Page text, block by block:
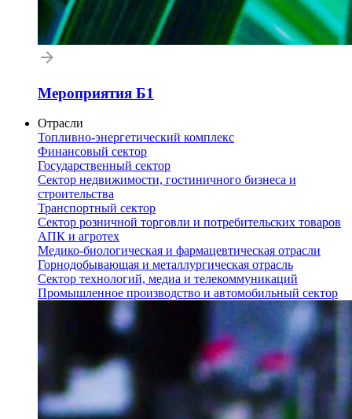
Мероприятия Б1
Отрасли
Топливно-энергетический комплекс
Финансовый сектор
Государственный сектор
Сектор недвижимости, гостиничного бизнеса и
строительства
Транспортный сектор
Сектор розничной торговли и потребительских товаров
АПК и агротех
Медико-биологическая и фармацевтическая отрасли
Горнодобывающая и металлургическая отрасль
Сектор технологий, медиа и телекоммуникаций
Промышленное производство и автомобильный сектор